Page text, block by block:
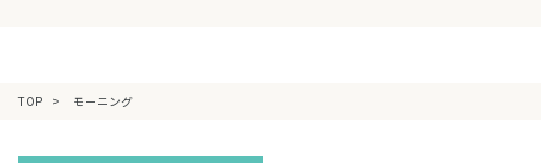
TOP モーニング